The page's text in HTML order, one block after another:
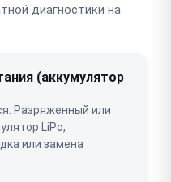
диагностики на
(аккумулятор
Разряженный или
LiPo,
или замена